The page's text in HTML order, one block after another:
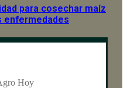
para cosechar maíz
enfermedades
Hoy